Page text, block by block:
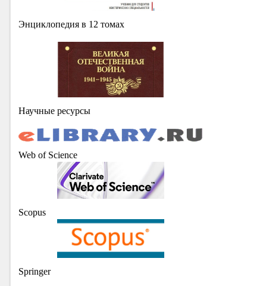
Энциклопедия в 12 томах
Научные ресурсы
Web of Science
Scopus
Springer